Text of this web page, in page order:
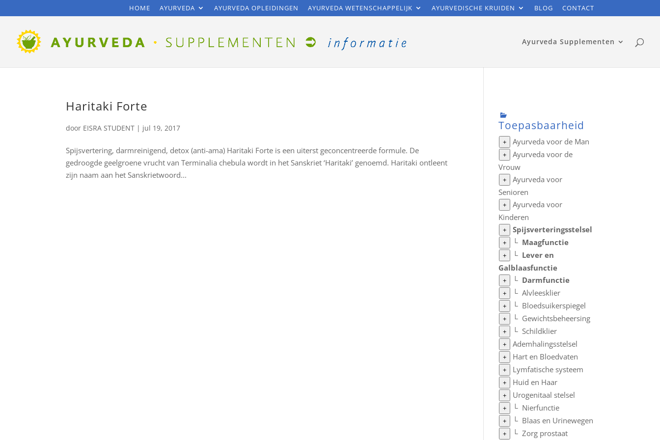
HOME AYURVEDA AYURVEDA OPLEIDINGEN AYURVEDA WETENSCHAPPELIJK AYURVEDISCHE KRUIDEN BLOG CONTACT
Ayurveda Supplementen
Haritaki Forte
door EISRA STUDENT | jul 19, 2017
Spijsvertering, darmreinigend, detox (anti-ama) Haritaki Forte is een uiterst geconcentreerde formule. De
gedroogde geelgroene vrucht van Terminalia chebula wordt in het Sanskriet ‘Haritaki’ genoemd. Haritaki ontleent
zijn naam aan het Sanskrietwoord...
Toepasbaarheid
+ Ayurveda voor de Man
+
Ayurveda voor de
Vrouw
+
Ayurveda voor
Senioren
+
Ayurveda voor
Kinderen
+ Spijsverteringsstelsel
+ └ Maagfunctie
+ └ Lever en
Galblaasfunctie
+ └ Darmfunctie
+ └Alvleesklier
+ └ Bloedsuikerspiegel
+ └ Gewichtsbeheersing
+ └Schildklier
+ Ademhalingsstelsel
+ Hart en Bloedvaten
+ Lymfatische systeem
+ Huid en Haar
+ Urogenitaal stelsel
+ └ Nierfunctie
+ └ Blaas en Urinewegen
+ └Zorg prostaat